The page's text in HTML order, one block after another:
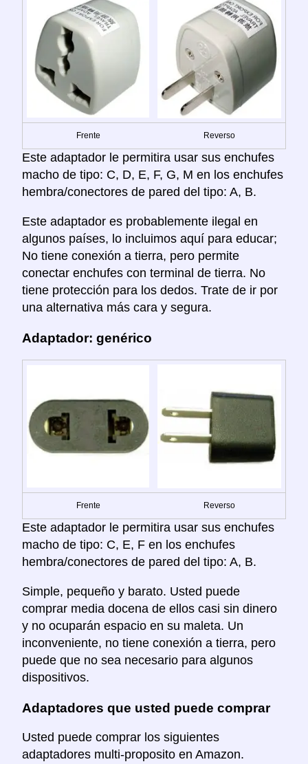
Frente Reverso
Este adaptador le permitira usar sus enchufes
macho de tipo: C, D, E, F, G, M en los enchufes
hembra/conectores de pared del tipo: A, B.
Este adaptador es probablemente ilegal en
algunos países, lo incluimos aquí para educar;
No tiene conexión a tierra, pero permite
conectar enchufes con terminal de tierra. No
tiene protección para los dedos. Trate de ir por
una alternativa más cara y segura.
Adaptador: genérico
Frente Reverso
Este adaptador le permitira usar sus enchufes
macho de tipo: C, E, F en los enchufes
hembra/conectores de pared del tipo: A, B.
Simple, pequeño y barato. Usted puede
comprar media docena de ellos casi sin dinero
y no ocuparán espacio en su maleta. Un
inconveniente, no tiene conexión a tierra, pero
puede que no sea necesario para algunos
dispositivos.
Adaptadores que usted puede comprar
Usted puede comprar los siguientes
adaptadores multi-proposito en Amazon.